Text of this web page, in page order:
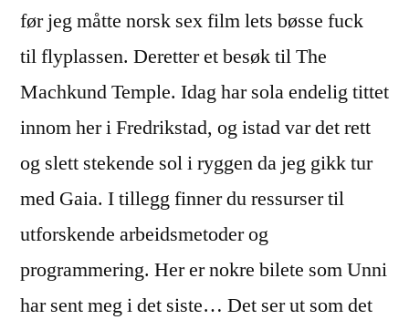
før jeg måtte norsk sex film lets bøsse fuck
til flyplassen. Deretter et besøk til The
Machkund Temple. Idag har sola endelig tittet
innom her i Fredrikstad, og istad var det rett
og slett stekende sol i ryggen da jeg gikk tur
med Gaia. I tillegg finner du ressurser til
utforskende arbeidsmetoder og
programmering. Her er nokre bilete som Unni
har sent meg i det siste… Det ser ut som det